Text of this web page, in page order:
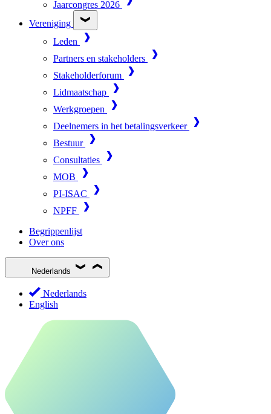
Jaarcongres 2026
Vereniging
Leden
Partners en stakeholders
Stakeholderforum
Lidmaatschap
Werkgroepen
Deelnemers in het betalingsverkeer
Bestuur
Consultaties
MOB
PI-ISAC
NPFF
Begrippenlijst
Over ons
Nederlands
Nederlands
English